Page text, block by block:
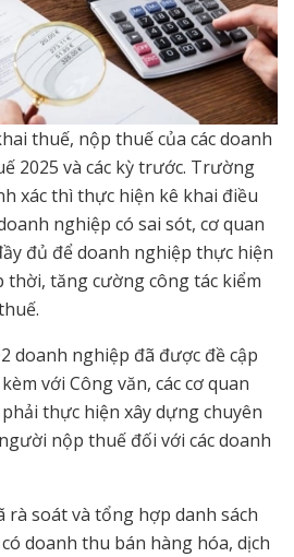
thuế, nộp thuế của các doanh
2025 và các kỳ trước. Trường
xác thì thực hiện kê khai điều
nghiệp có sai sót, cơ quan
đủ để doanh nghiệp thực hiện
thời, tăng cường công tác kiểm
doanh nghiệp đã được đề cập
với Công văn, các cơ quan
thực hiện xây dựng chuyên
nộp thuế đối với các doanh
rà soát và tổng hợp danh sách
doanh thu bán hàng hóa, dịch